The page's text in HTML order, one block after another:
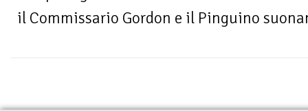
il Commissario Gordon e il Pinguino